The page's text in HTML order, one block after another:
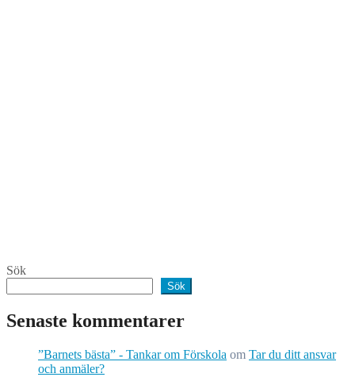
Sök
Sök
Senaste kommentarer
”Barnets bästa” - Tankar om Förskola om Tar du ditt ansvar
och anmäler?